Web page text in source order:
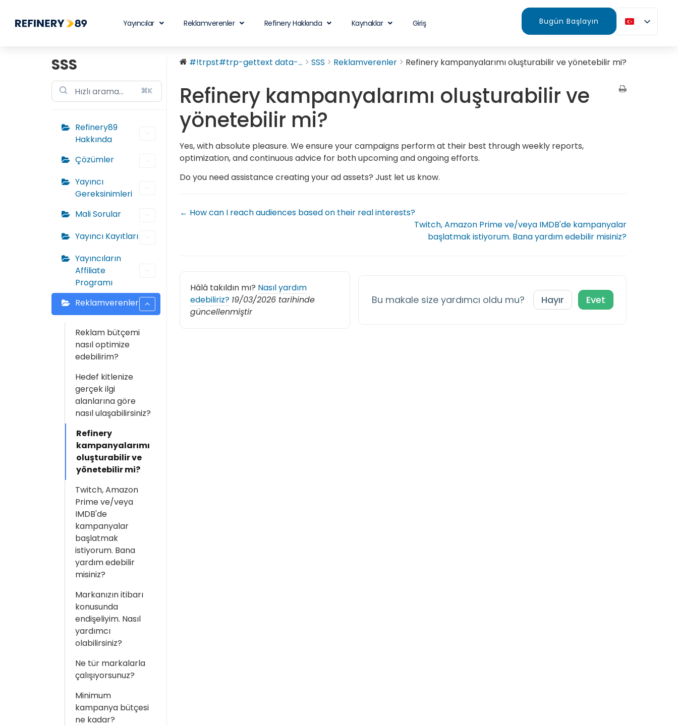
Yayıncılar Reklamverenler Refinery Hakkında Kaynaklar Giriş Bugün Başlayın
SSS
⌘K
Refinery89
Hakkında
Çözümler
Yayıncı
Gereksinimleri
Mali Sorular
Yayıncı Kayıtları
Yayıncıların
Affiliate
Programı
Reklamverenler
Reklam bütçemi
nasıl optimize
edebilirim?
Hedef kitlenize
gerçek ilgi
alanlarına göre
nasıl ulaşabilirsiniz?
Refinery
kampanyalarımı
oluşturabilir ve
yönetebilir mi?
Twitch, Amazon
Prime ve/veya
IMDB'de
kampanyalar
başlatmak
istiyorum. Bana
yardım edebilir
misiniz?
Markanızın itibarı
konusunda
endişeliyim. Nasıl
yardımcı
olabilirsiniz?
Ne tür markalarla
çalışıyorsunuz?
Minimum
kampanya bütçesi
ne kadar?
#!trpst#trp-gettext data-... SSS Reklamverenler Refinery kampanyalarımı oluşturabilir ve yönetebilir mi?
Refinery kampanyalarımı oluşturabilir ve
yönetebilir mi?
Yes, with absolute pleasure. We ensure your campaigns perform at their best through weekly reports,
optimization, and continuous advice for both upcoming and ongoing efforts.
Do you need assistance creating your ad assets? Just let us know.
← How can I reach audiences based on their real interests?
Twitch, Amazon Prime ve/veya IMDB'de kampanyalar
başlatmak istiyorum. Bana yardım edebilir misiniz?
Hâlâ takıldın mı? Nasıl yardım
edebiliriz? 19/03/2026 tarihinde
güncellenmiştir
Bu makale size yardımcı oldu mu? Hayır Evet